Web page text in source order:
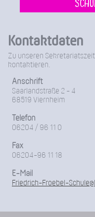
Kontaktdaten
Zu unseren
kontaktieren.
Anschrift
Saarlandstraße 2 - 4
68519 Viernheim
Telefon
06204 / 96 11 0
Fax
06204-96 11 18
E-Mail
Friedrich-Froebel-